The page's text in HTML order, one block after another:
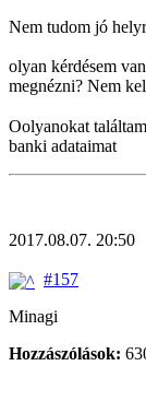
Nem tudom jó
olyan kérdésem
megnézni? Nem
Oolyanokat
banki adataimat
2017.08.07. 20:50
#157
Minagi
Hozzászólások: